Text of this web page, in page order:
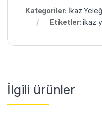
Kategoriler: İkaz
Etiketler:ikaz
İlgili ürünler